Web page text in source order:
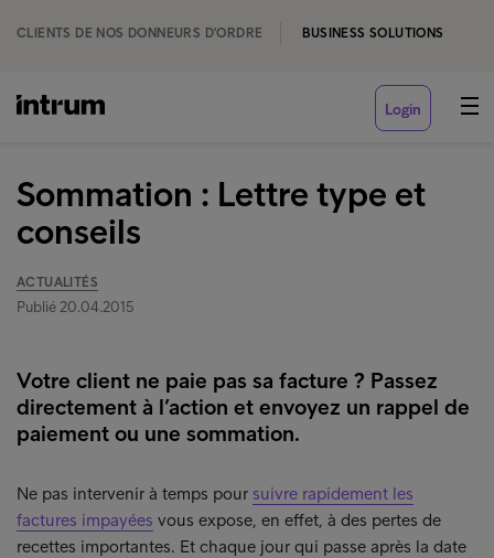
CLIENTS DE NOS DONNEURS D'ORDRE BUSINESS SOLUTIONS
Login
Sommation : Lettre type et
conseils
ACTUALITÉS
Publié 20.04.2015
Votre client ne paie pas sa facture ? Passez
directement à l’action et envoyez un rappel de
paiement ou une sommation.
Ne pas intervenir à temps pour suivre rapidement les
factures impayées vous expose, en effet, à des pertes de
recettes importantes. Et chaque jour qui passe après la date